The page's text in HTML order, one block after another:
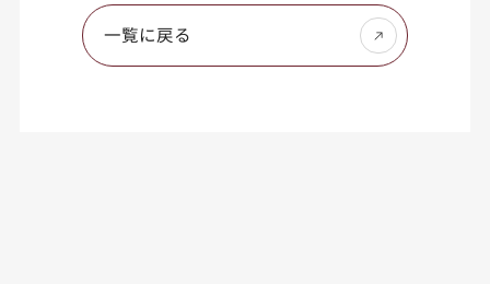
一覧に戻る